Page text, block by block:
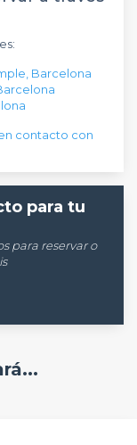
Barcelona
contacto con
para tu
para reservar o